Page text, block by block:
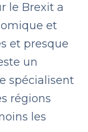
le Brexit a
et
et presque
un
spécialisent
régions
les